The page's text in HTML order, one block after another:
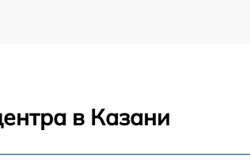
в Казани